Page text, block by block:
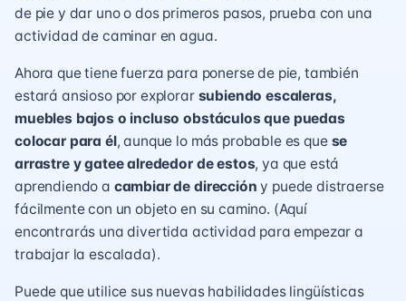
de pie y dar uno o dos primeros pasos, prueba con una
actividad de caminar en agua.
Ahora que tiene fuerza para ponerse de pie, también
estará ansioso por explorar subiendo escaleras,
muebles bajos o incluso obstáculos que puedas
colocar para él, aunque lo más probable es que se
arrastre y gatee alrededor de estos, ya que está
aprendiendo a cambiar de dirección y puede distraerse
fácilmente con un objeto en su camino. (Aquí
encontrarás una divertida actividad para empezar a
trabajar la escalada).
Puede que utilice sus nuevas habilidades lingüísticas